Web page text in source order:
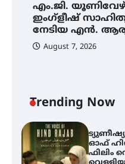
എം.ജി.
ഇംഗ്ളീഷ്
നേടിയ എൻ.
August 7, 2026
Trending Now
എം.ജി.
സെന്റ്